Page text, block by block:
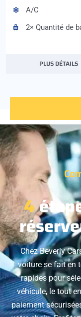
A/C
2× Quantité de
PLUS DÉTAILS
4
Chez Beverly
voiture se fait en
rapides pour
véhicule, le tout
paiement